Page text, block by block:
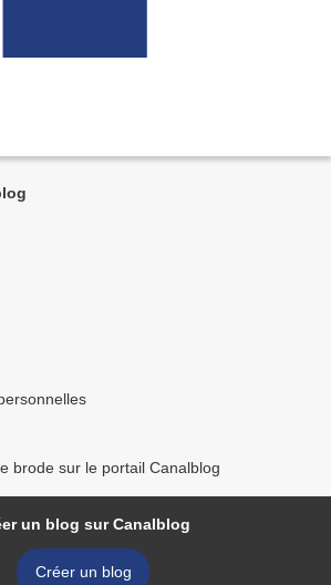
brode sur le portail Canalblog
un blog sur Canalblog
Créer un blog